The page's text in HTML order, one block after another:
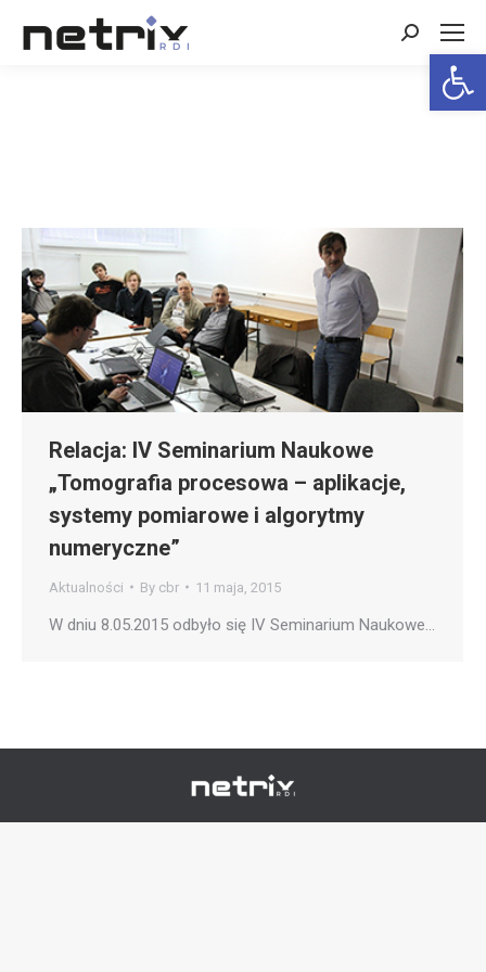
Search:
Relacja: IV Seminarium Naukowe
„Tomografia procesowa – aplikacje,
systemy pomiarowe i algorytmy
numeryczne”
Aktualności By cbr 11 maja, 2015
W dniu 8.05.2015 odbyło się IV Seminarium Naukowe…